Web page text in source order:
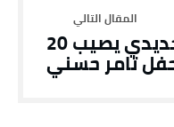
مصر.. انهيار سور حديدي يصيب 20
تامر حسني